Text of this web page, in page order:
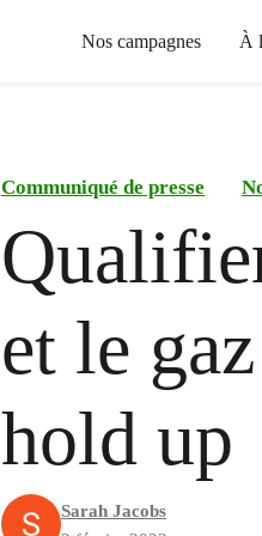
Nos campagnes À
Communiqué de presse
et le
hold up
Sarah Jacobs